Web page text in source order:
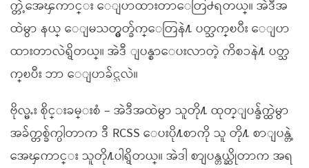
က္တဲ့အေၾကာင္း ေျပာထားတာေတြ႕ရတယ္။ အဲဒီအ
ထဲမွာ နယ္ ေျမသတ္မွတ္ခ်က္ေတြနဲ႔ ပတ္သက္ၿပီး ေျပာ
ထားတာလဲရွိတယ္။ အဲဒီ ျပန္စာေပးလာတဲ့ ကိစၥနဲ႔ ပတ္သ
က္ၿပီး ဘာ ေျပာခ်င္သလဲ။
ဗိုလ္မႉး စိုင္းခမ္းစံ – အဲဒီအထဲမွာ သူတို႔ ထုတ္ျပန္ခ်က္ထဲမွာ
အခ်က္တစ္ခ်က္ပါတာက ဒီ RCSS ေပးပို႔စာကို သူ တို႔ စာျပန္တဲ့
အေၾကာင္း သူတို႔ပါရွိတယ္။ အဲဒါ စာျပန္တယ္ဆိုတာက အရ